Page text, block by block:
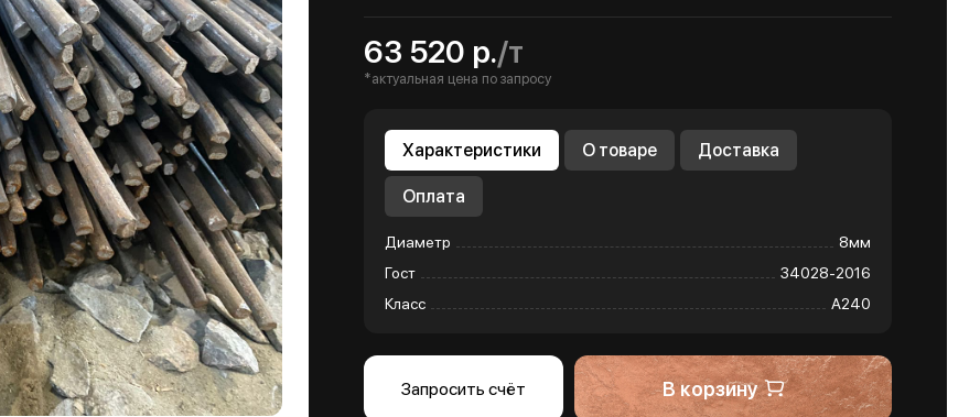
63 520 р./т
*актуальная цена по запросу
Характеристики О товаре Доставка
Оплата
Диаметр
8мм
Гост
34028-2016
Класс
А240
Запросить счёт В корзину